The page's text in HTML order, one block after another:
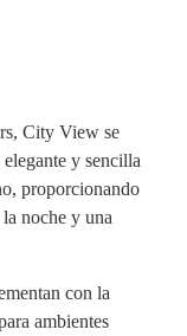
City View se
y sencilla
proporcionando
noche y una
con la
ambientes